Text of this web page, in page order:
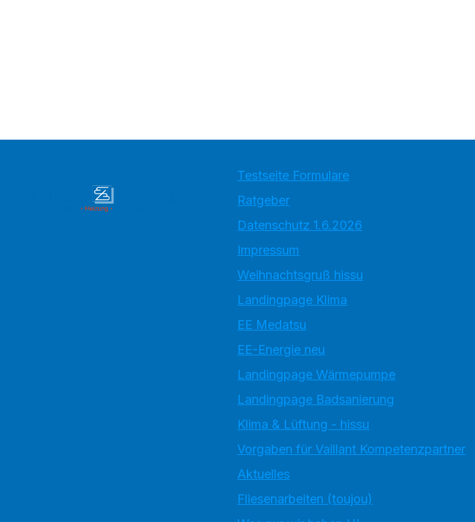
Testseite Formulare
Ratgeber
Datenschutz 1.6.2026
Impressum
Weihnachtsgruß hissu
Landingpage Klima
EE Medatsu
EE-Energie neu
Landingpage Wärmepumpe
Landingpage Badsanierung
Klima & Lüftung - hissu
Vorgaben für Vaillant Kompetenzpartner
Aktuelles
Fliesenarbeiten (toujou)